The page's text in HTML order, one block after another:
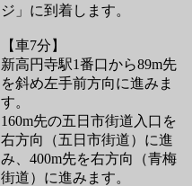
ジ」に到着します。
【車7分】
新高円寺駅1番口から89m先
を斜め左手前方向に進みま
す。
160m先の五日市街道入口を
右方向（五日市街道）に進
み、400m先を右方向（青梅
街道）に進みます。